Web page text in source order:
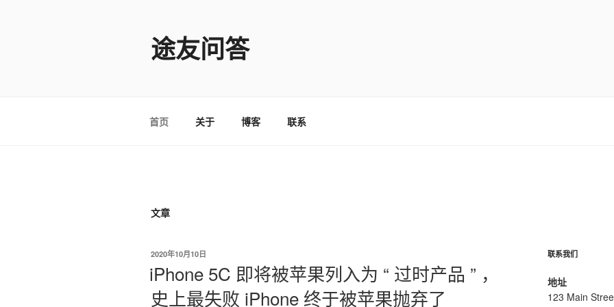
途友问答
首页 关于 博客 联系
文章
发
于
2020年10月10日
iPhone 5C 即将被苹果列入为 “ 过时产品 ” ，
史上最失败 iPhone 终于被苹果抛弃了
联系我们
地址
123 Main